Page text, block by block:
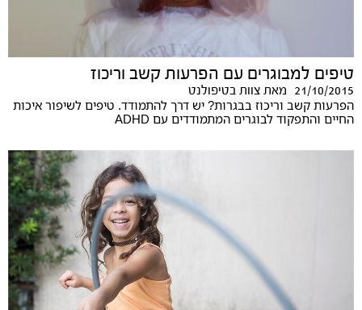
טיפים למבוגרים עם הפרעות קשב וריכוז
21/10/2015 מאת צוות בטיפולנט
הפרעות קשב וריכוז בבגרות? יש דרך להתמודד. טיפים לשיפור איכות
החיים והתפקוד לבוגרים המתמודדים עם ADHD